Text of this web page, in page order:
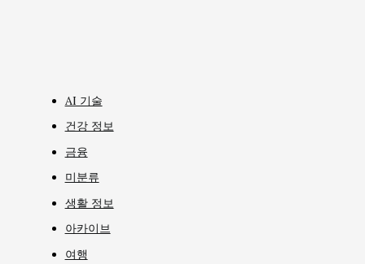
AI 기술
건강 정보
금융
미분류
생활 정보
아카이브
여행